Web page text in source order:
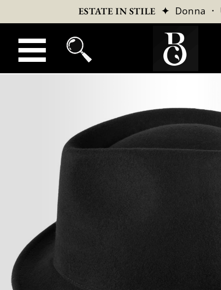
ESTATE IN STILE ✦ Donna ·